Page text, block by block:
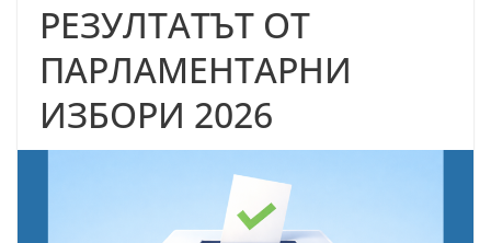
РЕЗУЛТАТЪТ ОТ
ПАРЛАМЕНТАРНИ
ИЗБОРИ 2026